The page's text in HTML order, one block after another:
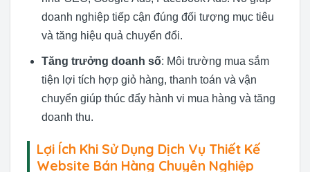
doanh nghiệp tiếp cận đúng đối tượng mục tiêu
và tăng hiệu quả chuyển đổi.
Tăng trưởng doanh số: Môi trường mua sắm
tiện lợi tích hợp giỏ hàng, thanh toán và vận
chuyển giúp thúc đẩy hành vi mua hàng và tăng
doanh thu.
Lợi Ích Khi Sử Dụng Dịch Vụ Thiết Kế
Website Bán Hàng Chuyên Nghiệp